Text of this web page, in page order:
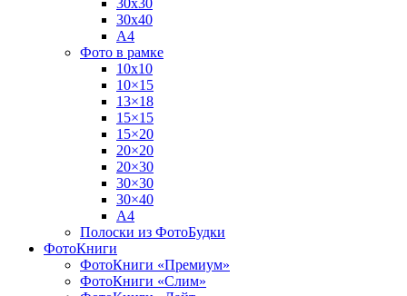
30х30
30х40
А4
Фото в рамке
10х10
10×15
13×18
15×15
15×20
20×20
20×30
30×30
30×40
A4
Полоски из ФотоБудки
ФотоКниги
ФотоКниги «Премиум»
ФотоКниги «Слим»